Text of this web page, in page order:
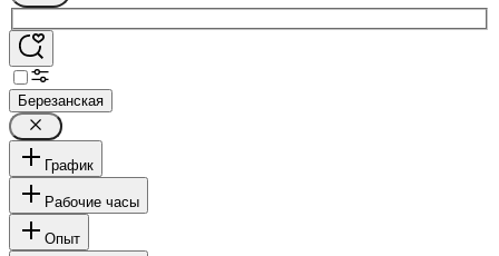
Березанская
График
Рабочие часы
Опыт